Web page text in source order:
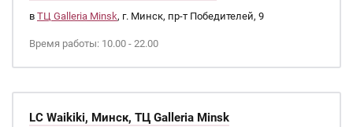
в ТЦ Galleria Minsk, г. Минск, пр-т Победителей, 9
Время работы: 10.00 - 22.00
LC Waikiki, Минск, ТЦ Galleria Minsk